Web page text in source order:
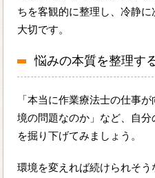
ちを客観的に整理し、冷静
大切です。
悩みの本質を整理す
「本当に作業療法士の仕事
境の問題なのか」など、自
を掘り下げてみましょう。
環境を変えれば続けられそ